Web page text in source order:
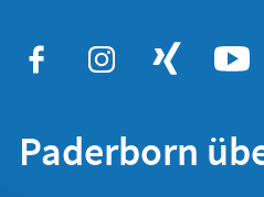
Paderborn